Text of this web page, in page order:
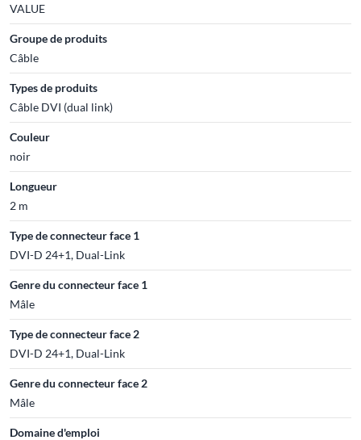
VALUE
Groupe de produits
Câble
Types de produits
Câble DVI (dual link)
Couleur
noir
Longueur
2 m
Type de connecteur face 1
DVI-D 24+1, Dual-Link
Genre du connecteur face 1
Mâle
Type de connecteur face 2
DVI-D 24+1, Dual-Link
Genre du connecteur face 2
Mâle
Domaine d'emploi